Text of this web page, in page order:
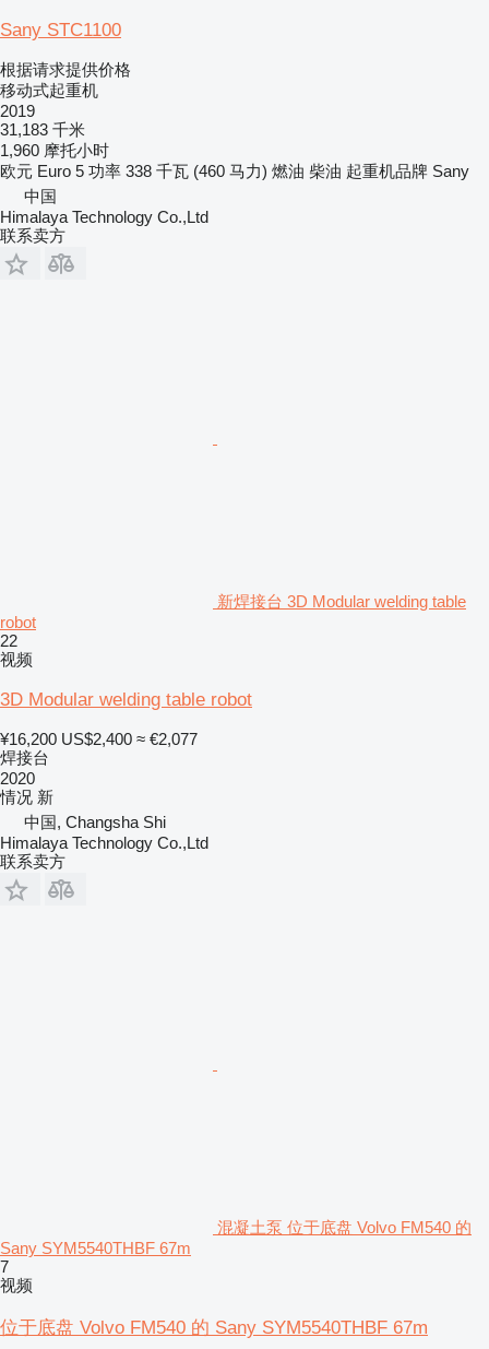
Sany STC1100
根据请求提供价格
移动式起重机
2019
31,183 千米
1,960 摩托小时
欧元 Euro 5 功率 338 千瓦 (460 马力) 燃油 柴油 起重机品牌 Sany
中国
Himalaya Technology Co.,Ltd
联系卖方
新焊接台 3D Modular welding table
robot
22
视频
3D Modular welding table robot
¥16,200 US$2,400 ≈ €2,077
焊接台
2020
情况 新
中国, Changsha Shi
Himalaya Technology Co.,Ltd
联系卖方
混凝土泵 位于底盘 Volvo FM540 的
Sany SYM5540THBF 67m
7
视频
位于底盘 Volvo FM540 的 Sany SYM5540THBF 67m